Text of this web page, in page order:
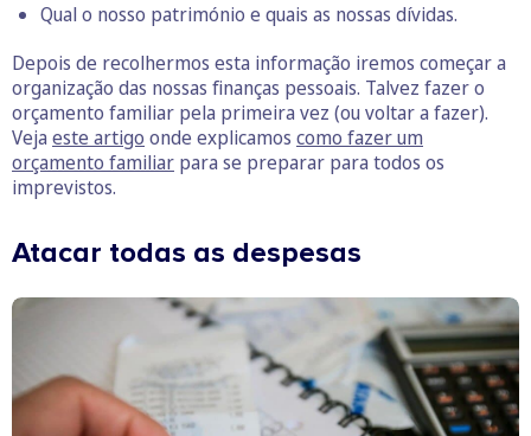
Qual o nosso património e quais as nossas dívidas.
Depois de recolhermos esta informação iremos começar a
organização das nossas finanças pessoais. Talvez fazer o
orçamento familiar pela primeira vez (ou voltar a fazer).
Veja este artigo onde explicamos como fazer um
orçamento familiar para se preparar para todos os
imprevistos.
Atacar todas as despesas